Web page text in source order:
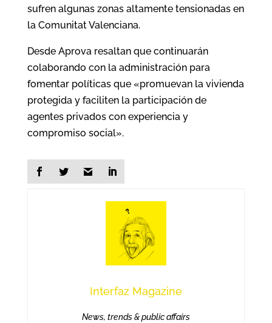
sufren algunas zonas altamente tensionadas en
la Comunitat Valenciana.
Desde Aprova resaltan que continuarán
colaborando con la administración para
fomentar políticas que «promuevan la vivienda
protegida y faciliten la participación de
agentes privados con experiencia y
compromiso social».
Interfaz Magazine
News, trends & public affairs